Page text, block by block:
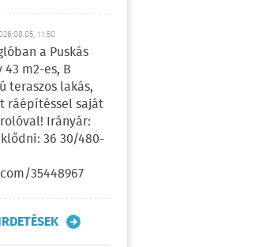
11:50
a Puskás
m2-es, B
teraszos lakás,
ráépítéssel saját
Irányár:
36 30/480-
35448967